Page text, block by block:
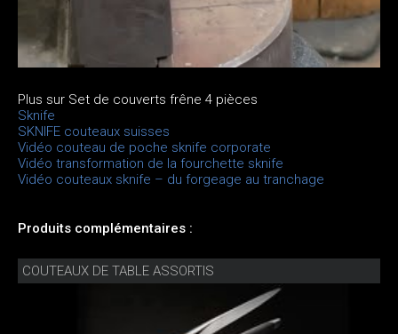
Plus sur Set de couverts frêne 4 pièces
Sknife
SKNIFE couteaux suisses
Vidéo couteau de poche sknife corporate
Vidéo transformation de la fourchette sknife
Vidéo couteaux sknife – du forgeage au tranchage
Produits complémentaires :
COUTEAUX DE TABLE ASSORTIS